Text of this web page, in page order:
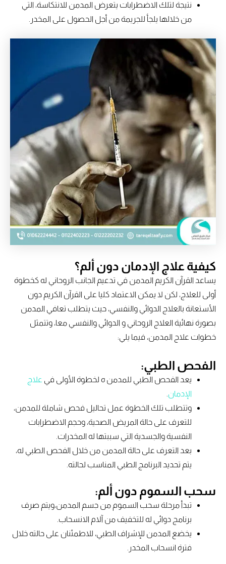
نتيجة لتلك الاضطرابات يتعرض المدمن للانتكاسة، التي
من خلالها يلجأ للجريمة من أجل الحصول على المخدر.
كيفية علاج الإدمان دون ألم؟
يساعد القرآن الكريم المدمن في تدعيم الجانب الروحاني له كخطوة
أولى للعلاج، لكن لا يمكن الاعتماد كليا على القرآن الكريم دون
الأستعانة بالعلاج الدوائي والنفسي، حيث يتطلب تعافي المدمن
بصورة نهائية العلاج الروحاني و الدوائي والنفسي معا، وتتمثل
خطوات علاج المدمن، فيما يلي:
الفحص الطبي:
يعد الفحص الطبي للمدمن ه لخطوة الأولى في
علاج
الإدمان.
وتتطلب تلك الخطوة عمل تحاليل فحص شاملة للمدمن،
للتعرف على حالة المريض الصحية، وحجم الاضطرابات
النفسية والجسدية التي سببتها له المخدرات.
بعد التعرف على حالة المدمن من خلال الفحص الطبي له،
يتم تحديد البرنامج الطبي المناسب لحالته.
سحب السموم دون ألم:
تبدأ مرحلة سحب السموم من جسم المدمن،ويتم صرف
برنامج دوائي له للتخفيف من آلام الانسحاب.
يخضع المدمن للإشراف الطبي، للاطمئنان على حالته خلال
فترة انسحاب المخدر.